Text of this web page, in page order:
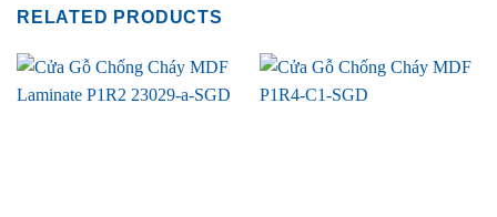
RELATED PRODUCTS